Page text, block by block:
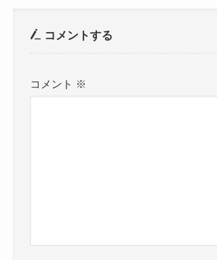
コメントする
コメント ※